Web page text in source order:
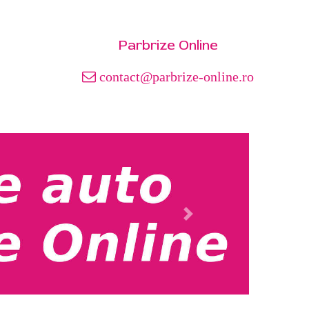
Parbrize Online
contact@parbrize-online.ro